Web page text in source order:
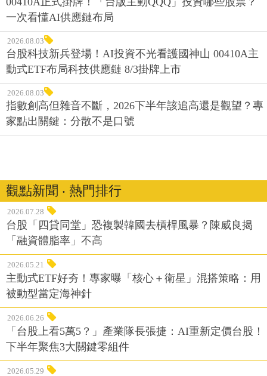
一次看懂AI供應鏈布局
2026.08.03
台股科技新兵登場！AI投資不光看護國神山 00410A主
動式ETF布局科技供應鏈 8/3掛牌上市
2026.08.03
指數創高但雜音不斷，2026下半年該追高還是觀望？專
家點出關鍵：分散不是口號
觀點新聞 ‧ 熱門排行
2026.07.28
台股「四貸同堂」恐複製韓國去槓桿風暴？陳威良揭
「融資體脂率」不高
2026.05.21
主動式ETF好夯！專家曝「核心＋衛星」混搭策略：用
被動型當定海神針
2026.06.26
「台股上看5萬5？」產業隊長張捷：AI重新定價台股！
下半年聚焦3大關鍵零組件
2026.05.29